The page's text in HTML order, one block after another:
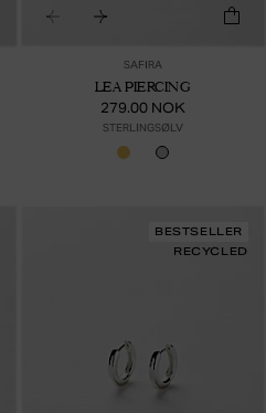
SAFIRA
LEA PIERCING
279.00 NOK
STERLINGSØLV
BESTSELLER
RECYCLED